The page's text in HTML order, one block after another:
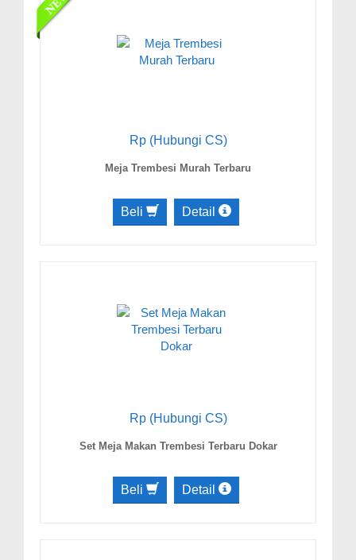
Rp (Hubungi CS)
Meja Trembesi Murah Terbaru
Beli Detail
Rp (Hubungi CS)
Set Meja Makan Trembesi Terbaru Dokar
Beli Detail